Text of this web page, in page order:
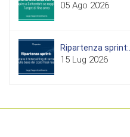
05 Ago 2026
Ripartenza sprint:...
15 Lug 2026